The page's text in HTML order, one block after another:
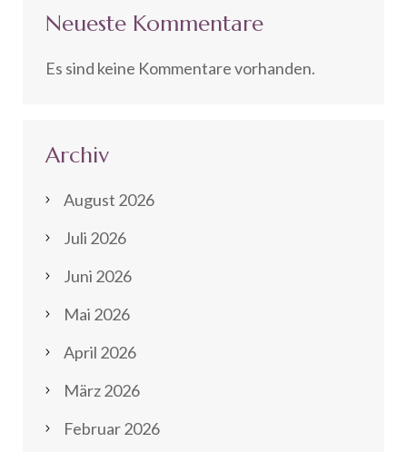
Neueste Kommentare
Es sind keine Kommentare vorhanden.
Archiv
August 2026
Juli 2026
Juni 2026
Mai 2026
April 2026
März 2026
Februar 2026